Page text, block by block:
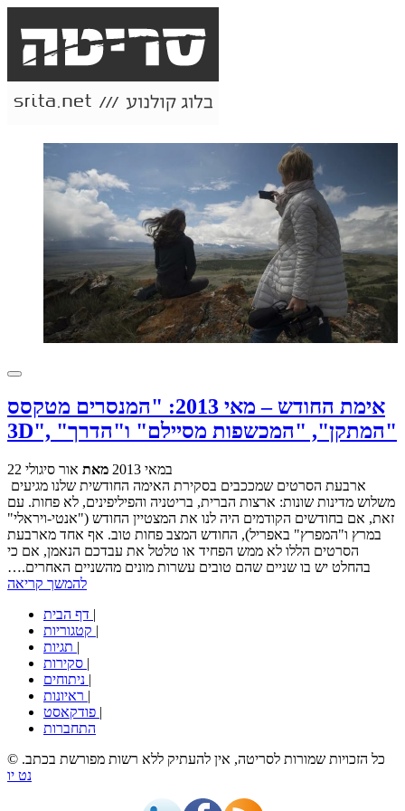
אימת החודש – מאי 2013: "המנסרים מטקסס
3D", "המתקן", "המכשפות מסיילם" ו"הדרך"
22 במאי 2013 מאת אור סיגולי
משלוש מדינות שונות: ארצות הברית, בריטניה והפיליפינים, לא פחות. עם
זאת, אם בחודשים הקודמים היה לנו את המצטיין החודש ("אנטי-ויראלי"
במרץ ו"המפרץ" באפריל), החודש המצב פחות טוב. אף אחד מארבעת
הסרטים הללו לא ממש הפחיד או טלטל את עבדכם הנאמן, אם כי
בהחלט יש בו שניים שהם טובים עשרות מונים מהשניים האחרים.…
להמשך קריאה
|
|
|
|
|
|
|
התחברות
© כל הזכויות שמורות לסריטה, אין להעתיק ללא רשות מפורשת בכתב.
נט יו